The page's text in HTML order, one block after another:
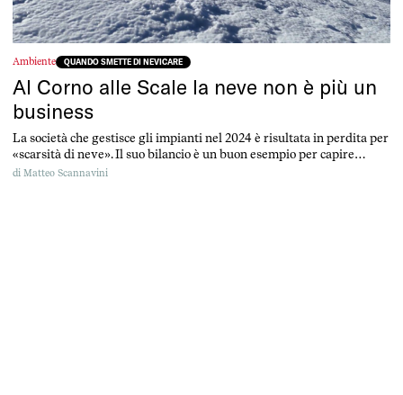
Ambiente QUANDO SMETTE DI NEVICARE
Al Corno alle Scale la neve non è più un
business
La società che gestisce gli impianti nel 2024 è risultata in perdita per
«scarsità di neve». Il suo bilancio è un buon esempio per capire
l’impatto dei cambiamenti climatici sullo sci a bassa quota e come
di Matteo Scannavini